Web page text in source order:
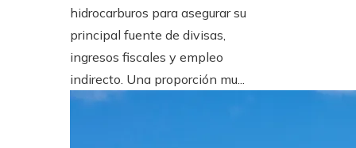
hidrocarburos para asegurar su
principal fuente de divisas,
ingresos fiscales y empleo
indirecto. Una proporción mu...